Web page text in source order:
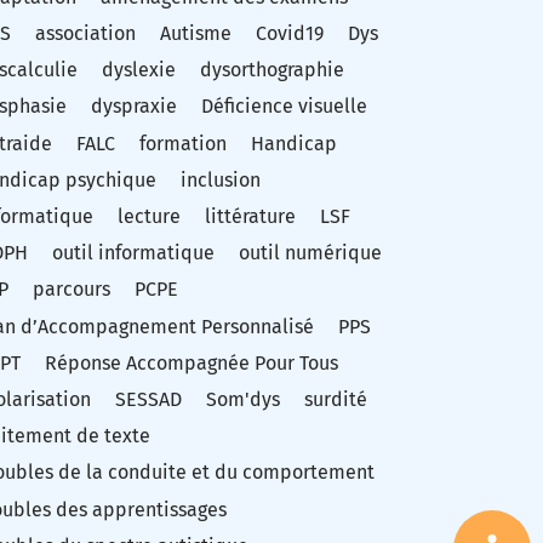
association Autisme Covid19
Dys
dyslexie
dysorthographie
dyspraxie
Déficience visuelle
FALC formation
Handicap
psychique
inclusion
lecture littérature
LSF
outil informatique
outil numérique
parcours
PCPE
d’Accompagnement Personnalisé
PPS
Réponse Accompagnée Pour Tous
SESSAD Som'dys
surdité
de texte
de la conduite et du comportement
des apprentissages